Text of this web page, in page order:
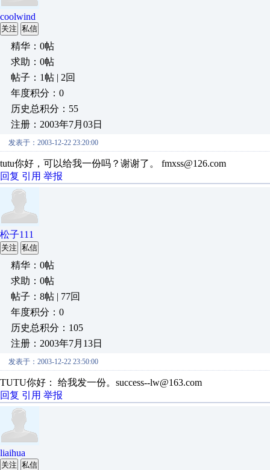
coolwind
关注 私信
精华：0帖
求助：0帖
帖子：1帖 | 2回
年度积分：0
历史总积分：55
注册：2003年7月03日
发表于：2003-12-22 23:20:00
tutu你好，可以给我一份吗？谢谢了。 fmxss@126.com
回复 引用 举报
松子111
关注 私信
精华：0帖
求助：0帖
帖子：8帖 | 77回
年度积分：0
历史总积分：105
注册：2003年7月13日
发表于：2003-12-22 23:50:00
TUTU你好： 给我发一份。success--lw@163.com
回复 引用 举报
liaihua
关注 私信